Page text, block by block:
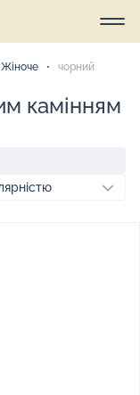
Жіноче чорний
камінням